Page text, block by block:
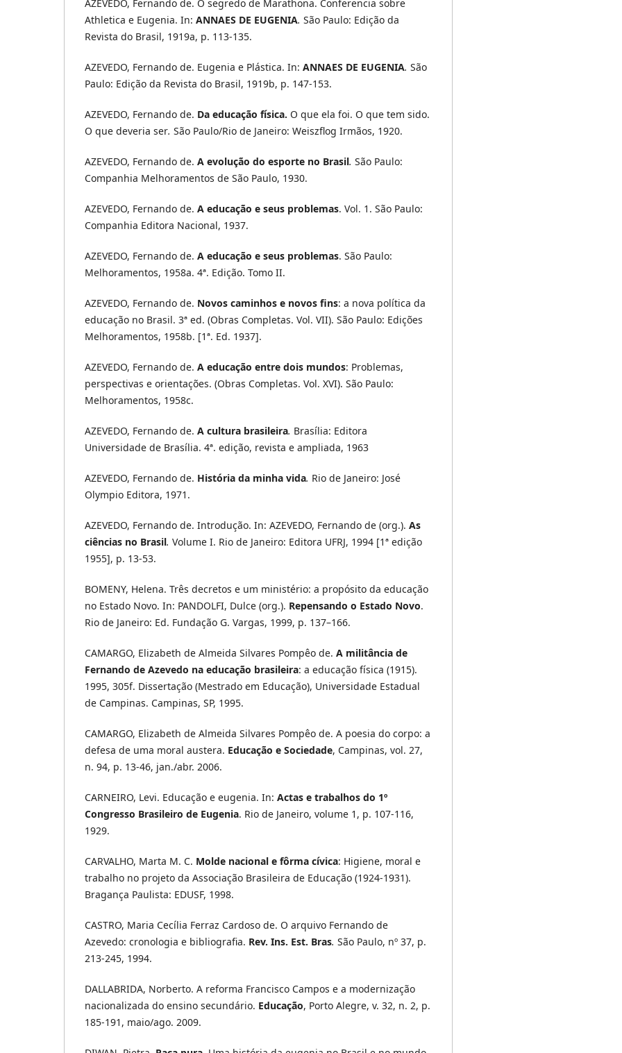
AZEVEDO, Fernando de. O segredo de Marathona. Conferencia sobre
Athletica e Eugenia. In: ANNAES DE EUGENIA. São Paulo: Edição da
Revista do Brasil, 1919a, p. 113-135.
AZEVEDO, Fernando de. Eugenia e Plástica. In: ANNAES DE EUGENIA. São
Paulo: Edição da Revista do Brasil, 1919b, p. 147-153.
AZEVEDO, Fernando de. Da educação física. O que ela foi. O que tem sido.
O que deveria ser. São Paulo/Rio de Janeiro: Weiszflog Irmãos, 1920.
AZEVEDO, Fernando de. A evolução do esporte no Brasil. São Paulo:
Companhia Melhoramentos de São Paulo, 1930.
AZEVEDO, Fernando de. A educação e seus problemas. Vol. 1. São Paulo:
Companhia Editora Nacional, 1937.
AZEVEDO, Fernando de. A educação e seus problemas. São Paulo:
Melhoramentos, 1958a. 4ª. Edição. Tomo II.
AZEVEDO, Fernando de. Novos caminhos e novos fins: a nova política da
educação no Brasil. 3ª ed. (Obras Completas. Vol. VII). São Paulo: Edições
Melhoramentos, 1958b. [1ª. Ed. 1937].
AZEVEDO, Fernando de. A educação entre dois mundos: Problemas,
perspectivas e orientações. (Obras Completas. Vol. XVI). São Paulo:
Melhoramentos, 1958c.
AZEVEDO, Fernando de. A cultura brasileira. Brasília: Editora
Universidade de Brasília. 4ª. edição, revista e ampliada, 1963
AZEVEDO, Fernando de. História da minha vida. Rio de Janeiro: José
Olympio Editora, 1971.
AZEVEDO, Fernando de. Introdução. In: AZEVEDO, Fernando de (org.). As
ciências no Brasil. Volume I. Rio de Janeiro: Editora UFRJ, 1994 [1ª edição
1955], p. 13-53.
BOMENY, Helena. Três decretos e um ministério: a propósito da educação
no Estado Novo. In: PANDOLFI, Dulce (org.). Repensando o Estado Novo.
Rio de Janeiro: Ed. Fundação G. Vargas, 1999, p. 137–166.
CAMARGO, Elizabeth de Almeida Silvares Pompêo de. A militância de
Fernando de Azevedo na educação brasileira: a educação física (1915).
1995, 305f. Dissertação (Mestrado em Educação), Universidade Estadual
de Campinas. Campinas, SP, 1995.
CAMARGO, Elizabeth de Almeida Silvares Pompêo de. A poesia do corpo: a
defesa de uma moral austera. Educação e Sociedade, Campinas, vol. 27,
n. 94, p. 13-46, jan./abr. 2006.
CARNEIRO, Levi. Educação e eugenia. In: Actas e trabalhos do 1º
Congresso Brasileiro de Eugenia. Rio de Janeiro, volume 1, p. 107-116,
1929.
CARVALHO, Marta M. C. Molde nacional e fôrma cívica: Higiene, moral e
trabalho no projeto da Associação Brasileira de Educação (1924-1931).
Bragança Paulista: EDUSF, 1998.
CASTRO, Maria Cecília Ferraz Cardoso de. O arquivo Fernando de
Azevedo: cronologia e bibliografia. Rev. Ins. Est. Bras. São Paulo, nº 37, p.
213-245, 1994.
DALLABRIDA, Norberto. A reforma Francisco Campos e a modernização
nacionalizada do ensino secundário. Educação, Porto Alegre, v. 32, n. 2, p.
185-191, maio/ago. 2009.